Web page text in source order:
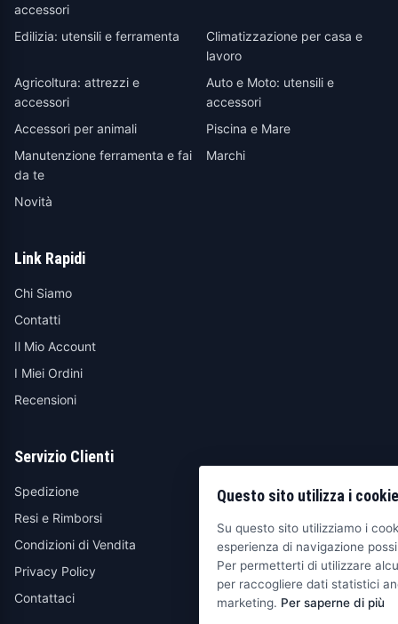
accessori
Edilizia: utensili e ferramenta
Climatizzazione per casa e
lavoro
Agricoltura: attrezzi e
accessori
Auto e Moto: utensili e
accessori
Accessori per animali
Piscina e Mare
Manutenzione ferramenta e fai
da te
Marchi
Novità
Link Rapidi
Chi Siamo
Contatti
Il Mio Account
I Miei Ordini
Recensioni
Servizio Clienti
Spedizione
Resi e Rimborsi
Condizioni di Vendita
Privacy Policy
Contattaci
Questo sito utilizza i cookie
Su questo sito utilizziamo i
esperienza di navigazione
Per permetterti di utilizzare
per raccogliere dati statistici
marketing. Per saperne di più